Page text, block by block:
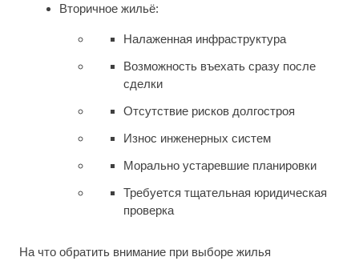
Вторичное жильё:
Налаженная инфраструктура
Возможность въехать сразу после
сделки
Отсутствие рисков долгостроя
Износ инженерных систем
Морально устаревшие планировки
Требуется тщательная юридическая
проверка
На что обратить внимание при выборе жилья